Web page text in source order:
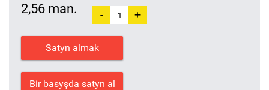
2,56 man. - +
Satyn almak
Bir basyşda satyn al